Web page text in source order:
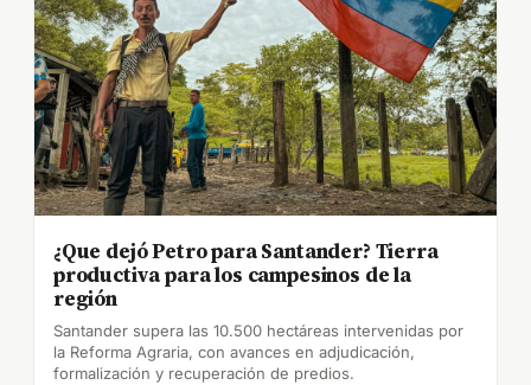
¿Que dejó Petro para Santander? Tierra
productiva para los campesinos de la
región
Santander supera las 10.500 hectáreas intervenidas por
la Reforma Agraria, con avances en adjudicación,
formalización y recuperación de predios.